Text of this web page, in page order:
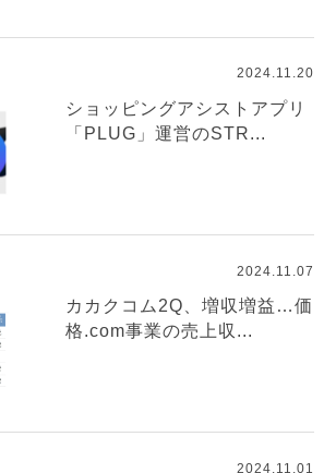
2024.11.20
ショッピングアシストアプリ
「PLUG」運営のSTR...
2024.11.07
カカクコム2Q、増収増益…価
格.com事業の売上収...
2024.11.01